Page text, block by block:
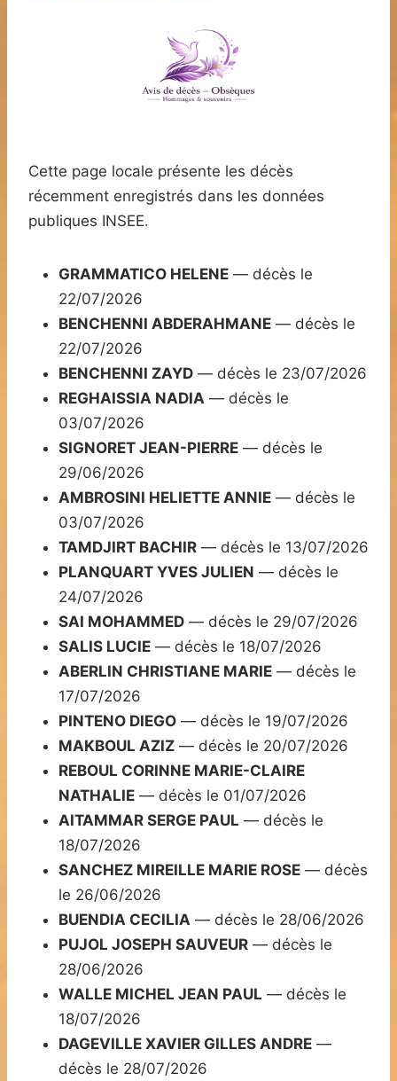
Cette page locale présente les décès
récemment enregistrés dans les données
publiques INSEE.
GRAMMATICO HELENE — décès le
22/07/2026
BENCHENNI ABDERAHMANE — décès le
22/07/2026
BENCHENNI ZAYD — décès le 23/07/2026
REGHAISSIA NADIA — décès le
03/07/2026
SIGNORET JEAN-PIERRE — décès le
29/06/2026
AMBROSINI HELIETTE ANNIE — décès le
03/07/2026
TAMDJIRT BACHIR — décès le 13/07/2026
PLANQUART YVES JULIEN — décès le
24/07/2026
SAI MOHAMMED — décès le 29/07/2026
SALIS LUCIE — décès le 18/07/2026
ABERLIN CHRISTIANE MARIE — décès le
17/07/2026
PINTENO DIEGO — décès le 19/07/2026
MAKBOUL AZIZ — décès le 20/07/2026
REBOUL CORINNE MARIE-CLAIRE
NATHALIE — décès le 01/07/2026
AITAMMAR SERGE PAUL — décès le
18/07/2026
SANCHEZ MIREILLE MARIE ROSE — décès
le 26/06/2026
BUENDIA CECILIA — décès le 28/06/2026
PUJOL JOSEPH SAUVEUR — décès le
28/06/2026
WALLE MICHEL JEAN PAUL — décès le
18/07/2026
DAGEVILLE XAVIER GILLES ANDRE —
décès le 28/07/2026